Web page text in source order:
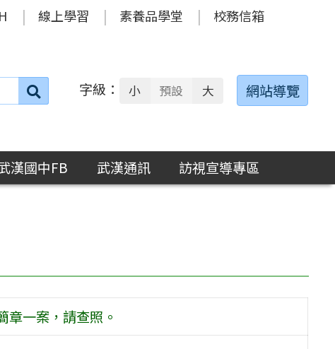
線上學習 素養品學堂 校務信箱
搜
字級： 小 預設 大 網站導覽
漢國中FB 武漢通訊
訪視宣導專區
一案，請查照。